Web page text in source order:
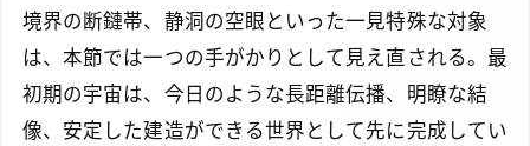
境界の断鏈帯、静洞の空眼といった一見特殊な対象
は、本節では一つの手がかりとして見え直される。最
初期の宇宙は、今日のような長距離伝播、明瞭な結
像、安定した建造ができる世界として先に完成してい